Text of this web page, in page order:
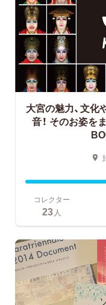
大宮の魅力、文
音！ そのお姿を
コレクター
23 人